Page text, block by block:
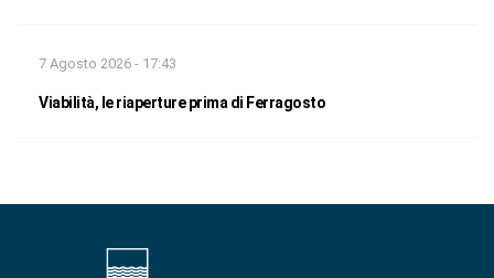
7 Agosto 2026 - 17:43
Viabilità, le riaperture prima di Ferragosto